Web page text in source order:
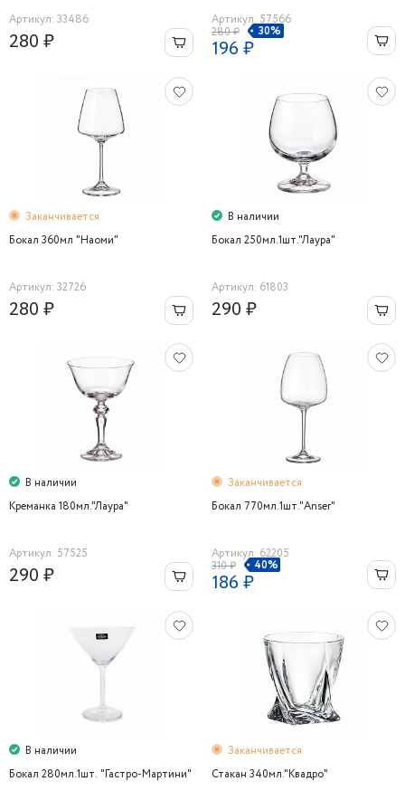
Артикул: 33486
280 ₽
Артикул: 57566
280 ₽
30%
196 ₽
Заканчивается
Бокал 360мл "Наоми"
Артикул: 32726
280 ₽
В наличии
Бокал 250мл.1шт."Лаура"
Артикул: 61803
290 ₽
В наличии
Креманка 180мл."Лаура"
Артикул: 57525
290 ₽
Заканчивается
Бокал 770мл.1шт."Anser"
Артикул: 62205
310 ₽
40%
186 ₽
В наличии
Бокал 280мл.1шт. "Гастро-Мартини"
Заканчивается
Стакан 340мл."Квадро"